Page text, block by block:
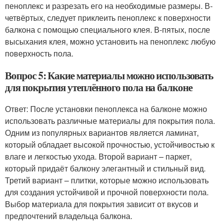
пеноплекс и разрезать его на необходимые размеры. В-
четвёртых, следует приклеить пеноплекс к поверхности
балкона с помощью специального клея. В-пятых, после
высыхания клея, можно установить на пеноплекс любую
поверхность пола.
Вопрос 5: Какие материалы можно использовать
для покрытия утеплённого пола на балконе
Ответ: После установки пеноплекса на балконе можно
использовать различные материалы для покрытия пола.
Одним из популярных вариантов является ламинат,
который обладает высокой прочностью, устойчивостью к
влаге и легкостью ухода. Второй вариант – паркет,
который придаёт балкону элегантный и стильный вид.
Третий вариант – плитки, которые можно использовать
для создания устойчивой и прочной поверхности пола.
Выбор материала для покрытия зависит от вкусов и
предпочтений владельца балкона.